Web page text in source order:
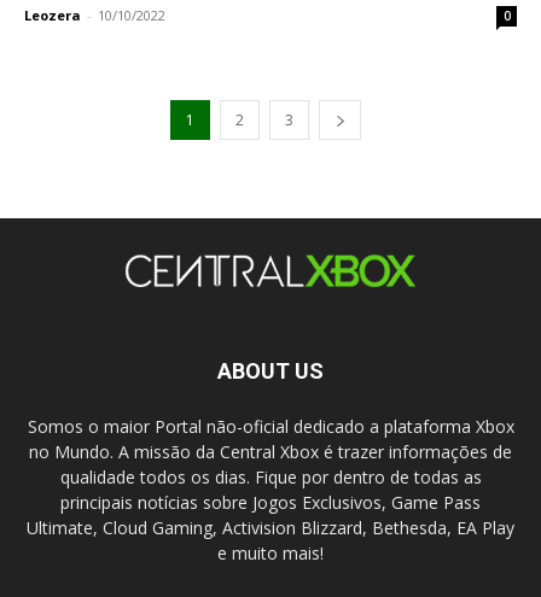
Leozera - 10/10/2022 0
1 2 3
ABOUT US
Somos o maior Portal não-oficial dedicado a plataforma Xbox
no Mundo. A missão da Central Xbox é trazer informações de
qualidade todos os dias. Fique por dentro de todas as
principais notícias sobre Jogos Exclusivos, Game Pass
Ultimate, Cloud Gaming, Activision Blizzard, Bethesda, EA Play
e muito mais!